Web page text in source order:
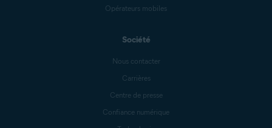
Opérateurs mobiles
Société
Nous contacter
Carrières
Centre de presse
Confiance numérique